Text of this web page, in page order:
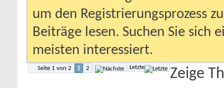
um den Registrierungsprozess
Beiträge lesen. Suchen Sie sich
meisten interessiert.
Seite 1 von 2 1 2 Letzte Zeige